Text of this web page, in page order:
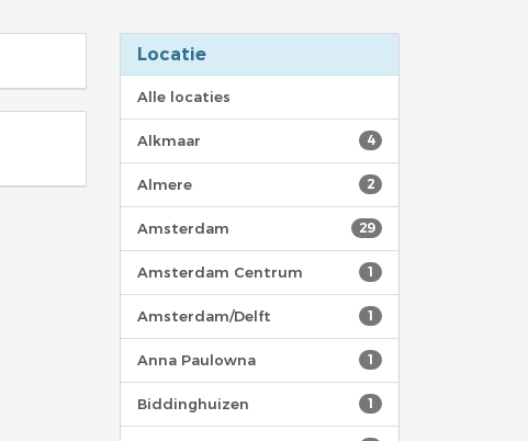
Locatie
Alle locaties
4
Alkmaar
2
Almere
29
Amsterdam
1
Amsterdam Centrum
1
Amsterdam/Delft
1
Anna Paulowna
1
Biddinghuizen